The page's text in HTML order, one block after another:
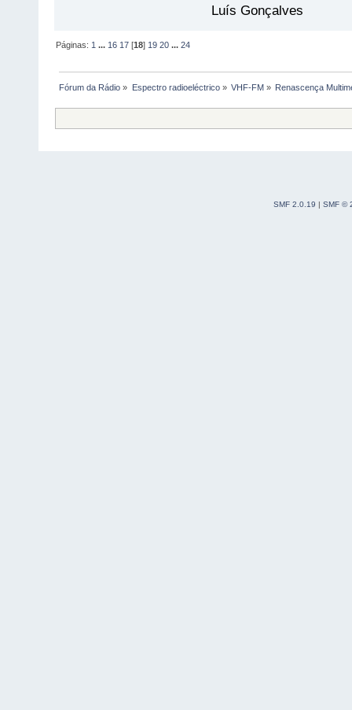
Luís Gonçalves
Páginas: 1 ... 16 17 [18] 19 20 ...24
Fórum da Rádio » Espectro radioeléctrico» VHF-FM » Renascença
SMF 2.0.19 | SMF ©